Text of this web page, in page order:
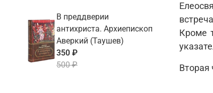
Кроме
Вторая
В преддверии
антихриста. Архиепископ
Аверкий (Таушев)
350 ₽
500 ₽